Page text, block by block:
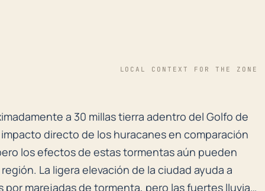
LOCAL CONTEXT FOR THE ZONE
a 30 millas tierra adentro del Golfo
a 30 millas tierra adentro del Golfo de
directo de los huracanes en comparación
los efectos de estas tormentas aún pueden
La ligera elevación de la ciudad ayuda a
marejadas de tormenta, pero las fuertes lluvias